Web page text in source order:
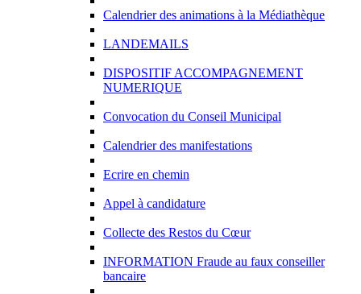
Calendrier des animations à la Médiathèque
LANDEMAILS
DISPOSITIF ACCOMPAGNEMENT
NUMERIQUE
Convocation du Conseil Municipal
Calendrier des manifestations
Ecrire en chemin
Appel à candidature
Collecte des Restos du Cœur
INFORMATION Fraude au faux conseiller
bancaire